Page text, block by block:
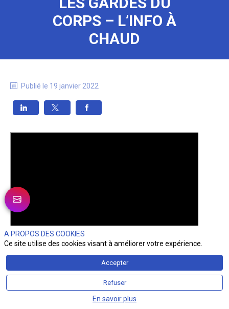
CORPS – L’INFO À
CHAUD
Publié le 19 janvier 2022
A PROPOS DES COOKIES
Ce site utilise des cookies visant à améliorer votre expérience.
Accepter
Refuser
En savoir plus